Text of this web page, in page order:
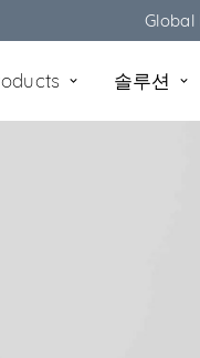
Global
솔루션